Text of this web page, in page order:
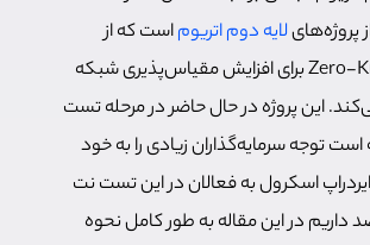
لایه دوم اتریوماست که از
Zero-Knowledge Proof برای افزایش مقیاس‌پذیری شبکه
این پروژه در حال حاضر در مرحله تست
است توجه سرمایه‌گذاران زیادی را به خود
اسکرول به فعالان در این تست نت
داریم در این مقاله به طور کامل نحوه